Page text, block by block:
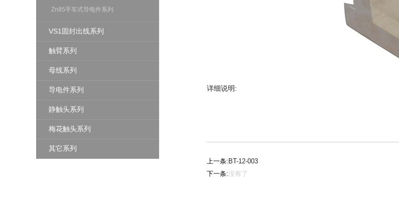
Zn85手车式导电件系列
VS1固封出线系列
触臂系列
母线系列
导电件系列
静触头系列
梅花触头系列
其它系列
详细说明:
上一条: BT-12-003
下一条:没有了